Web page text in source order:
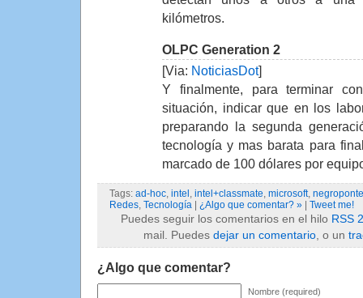
kilómetros.
OLPC Generation 2
[Via: NoticiasDot]
Y finalmente, para terminar
situación, indicar que en los
preparando la segunda
tecnología y mas barata para
marcado de 100 dólares por
Tags: ad-hoc, intel , intel+classmate, microsoft, negroponte
Redes, Tecnología ¿Algo que comentar? » Tweet me!
Puedes seguir los comentarios en el hilo RSS
mail. Puedes dejar un comentario , o un
¿Algo que comentar?
Nombre (required)